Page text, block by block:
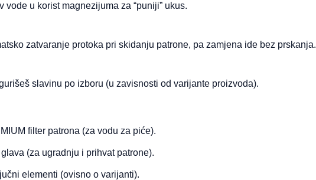
vode u korist magnezijuma za “puniji” ukus.
zatvaranje protoka pri skidanju patrone, pa zamjena ide bez prskanja.
slavinu po izboru (u zavisnosti od varijante proizvoda).
filter patrona (za vodu za piće).
(za ugradnju i prihvat patrone).
elementi (ovisno o varijanti).